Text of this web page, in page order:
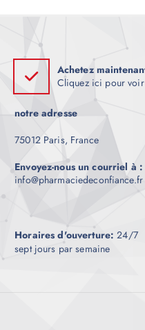
Achetez
Cliquez ici pour
notre adresse
75012 Paris, France
Envoyez-nous un courriel à :
info@pharmaciedeconfiance.fr
Horaires d'ouverture: 24/7
sept jours par semaine